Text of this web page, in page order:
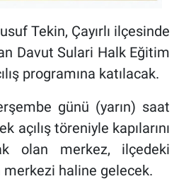
Tekin, Çayırlı ilçesinde
Davut Sulari Halk Eğitim
programına katılacak.
günü (yarın) saat
açılış töreniyle kapılarını
olan merkez, ilçedeki
haline gelecek.